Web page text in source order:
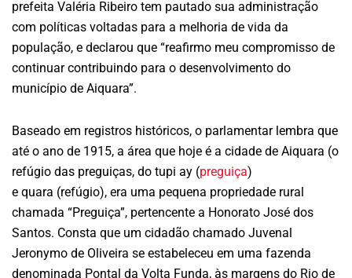
prefeita Valéria Ribeiro tem pautado sua administração
com políticas voltadas para a melhoria de vida da
população, e declarou que “reafirmo meu compromisso de
continuar contribuindo para o desenvolvimento do
município de Aiquara”.
Baseado em registros históricos, o parlamentar lembra que
até o ano de 1915, a área que hoje é a cidade de Aiquara (o
refúgio das preguiças, do tupi ay (preguiça)
e quara (refúgio), era uma pequena propriedade rural
chamada “Preguiça”, pertencente a Honorato José dos
Santos. Consta que um cidadão chamado Juvenal
Jeronymo de Oliveira se estabeleceu em uma fazenda
denominada Pontal da Volta Funda, às margens do Rio de